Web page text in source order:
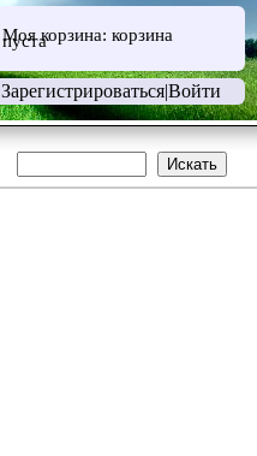
Моя корзина: корзина
пуста
Зарегистрироваться|Войти